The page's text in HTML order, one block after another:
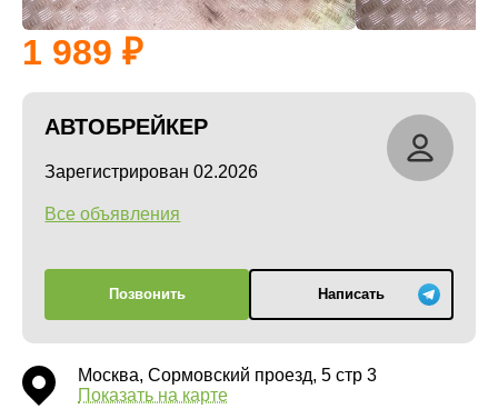
1 989
АВТОБРЕЙКЕР
Зарегистрирован 02.2026
Все объявления
Позвонить Написать
Москва, Сормовский проезд, 5 стр 3
Показать на карте